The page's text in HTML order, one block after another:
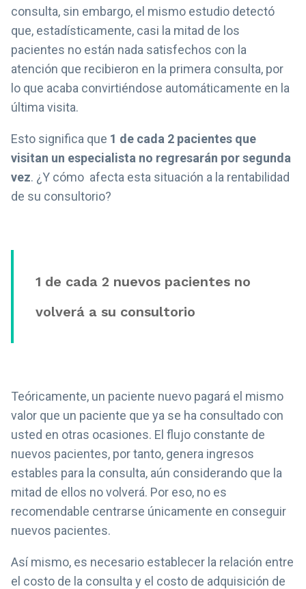
consulta, sin embargo, el mismo estudio detectó
que, estadísticamente, casi la mitad de los
pacientes no están nada satisfechos con la
atención que recibieron en la primera consulta, por
lo que acaba convirtiéndose automáticamente en la
última visita.
Esto significa que 1 de cada 2 pacientes que
visitan un especialista no regresarán por segunda
vez. ¿Y cómo afecta esta situación a la rentabilidad
de su consultorio?
1 de cada 2 nuevos pacientes no
volverá a su consultorio
Teóricamente, un paciente nuevo pagará el mismo
valor que un paciente que ya se ha consultado con
usted en otras ocasiones. El flujo constante de
nuevos pacientes, por tanto, genera ingresos
estables para la consulta, aún considerando que la
mitad de ellos no volverá. Por eso, no es
recomendable centrarse únicamente en conseguir
nuevos pacientes.
Así mismo, es necesario establecer la relación entre
el costo de la consulta y el costo de adquisición de